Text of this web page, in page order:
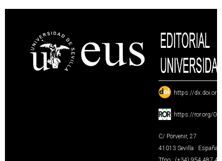
: https://
: https://ror.org/
C/ Porvenir, 27
41013 Sevilla · España